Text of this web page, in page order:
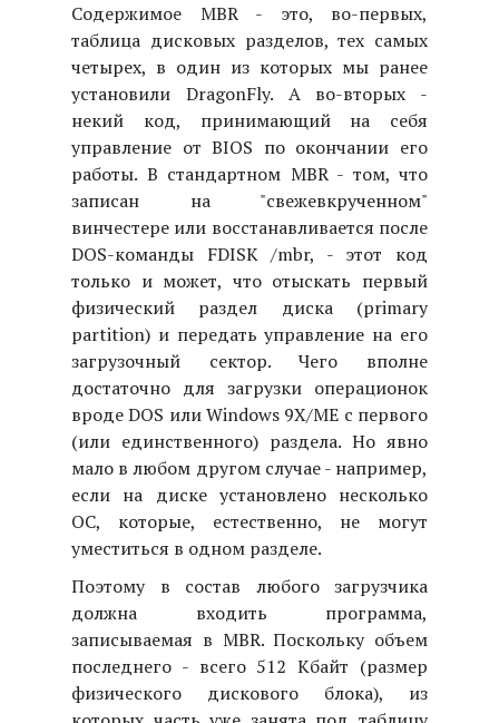
Содержимое MBR - это, во-первых,
таблица дисковых разделов, тех самых
четырех, в один из которых мы ранее
установили DragonFly. А во-вторых -
некий код, принимающий на себя
управление от BIOS по окончании его
работы. В стандартном MBR - том, что
записан на "свежевкрученном"
винчестере или восстанавливается после
DOS-команды FDISK /mbr, - этот код
только и может, что отыскать первый
физический раздел диска (primary
partition) и передать управление на его
загрузочный сектор. Чего вполне
достаточно для загрузки операционок
вроде DOS или Windows 9X/ME с первого
(или единственного) раздела. Но явно
мало в любом другом случае - например,
если на диске установлено несколько
ОС, которые, естественно, не могут
уместиться в одном разделе.
Поэтому в состав любого загрузчика
должна входить программа,
записываемая в MBR. Поскольку объем
последнего - всего 512 Кбайт (размер
физического дискового блока), из